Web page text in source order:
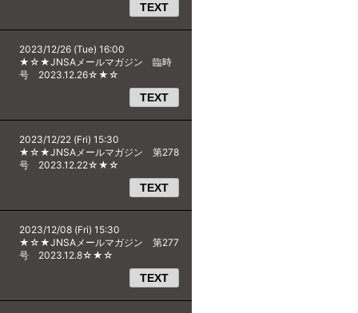
TEXT
2023/12/26 (Tue) 16:00
★☆★JNSAメールマガジン 臨時
号 2023.12.26☆★☆
TEXT
2023/12/22 (Fri) 15:30
★☆★JNSAメールマガジン 第278
号 2023.12.22☆★☆
TEXT
2023/12/08 (Fri) 15:30
★☆★JNSAメールマガジン 第277
号 2023.12.8☆★☆
TEXT